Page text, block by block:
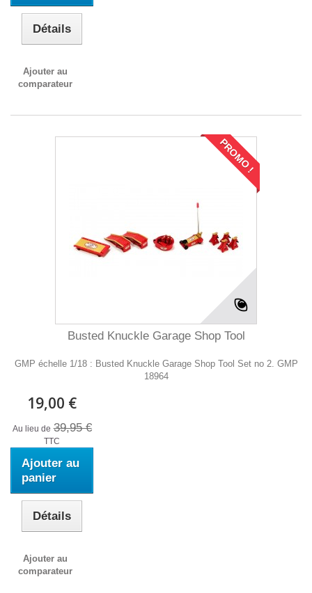
Détails
Ajouter au
comparateur
PROMO !
Busted Knuckle Garage Shop Tool
GMP échelle 1/18 : Busted Knuckle Garage Shop Tool Set no 2. GMP
18964
19,00 €
Au lieu de 39,95 €
TTC
Ajouter au
panier
Détails
Ajouter au
comparateur